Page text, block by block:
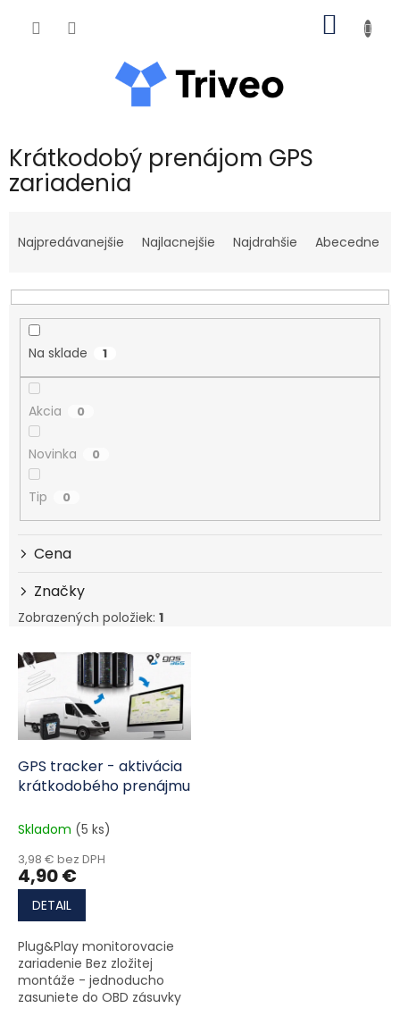
Krátkodobý prenájom GPS
zariadenia
Najpredávanejšie Najlacnejšie Najdrahšie Abecedne
Na sklade 1
Akcia 0
Novinka 0
Tip 0
Cena
Značky
Zobrazených položiek: 1
Výpis produktov
GPS tracker - aktivácia
krátkodobého prenájmu
Skladom (5 ks)
3,98 € bez DPH
4,90 €
DETAIL
Plug&Play monitorovacie
zariadenie Bez zložitej
montáže - jednoducho
zasuniete do OBD zásuvky